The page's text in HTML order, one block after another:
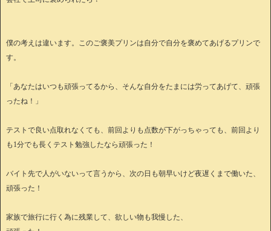
僕の考えは違います。このご褒美プリンは自分で自分を褒めてあげるプリンで
す。
「あなたはいつも頑張ってるから、そんな自分をたまには労ってあげて、頑張
ったね！」
テストで良い点取れなくても、前回よりも点数が下がっちゃっても、前回より
も1分でも長くテスト勉強したなら頑張った！
バイト先で人がいないって言うから、次の日も朝早いけど夜遅くまで働いた、
頑張った！
家族で旅行に行く為に残業して、欲しい物も我慢した、